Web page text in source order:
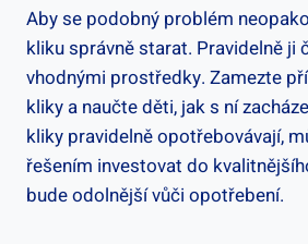
Aby se‌ podobný problém
kliku ⁣správně starat. Pravidelně ji
vhodnými prostředky. Zamezte
kliky a naučte děti, ⁢jak s ní
kliky⁣ pravidelně opotřebovávají,⁤
řešením investovat do
bude odolnější ⁢vůči opotřebení.